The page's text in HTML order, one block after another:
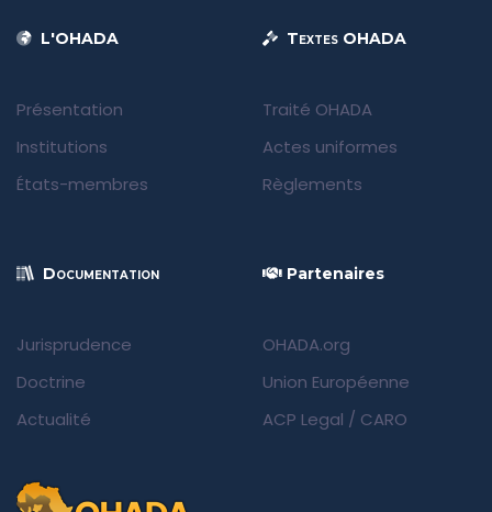
L'OHADA
Présentation
Institutions
États-membres
Textes OHADA
Traité OHADA
Actes uniformes
Règlements
Documentation
Jurisprudence
Doctrine
Actualité
Partenaires
OHADA.org
Union Européenne
ACP Legal / CARO